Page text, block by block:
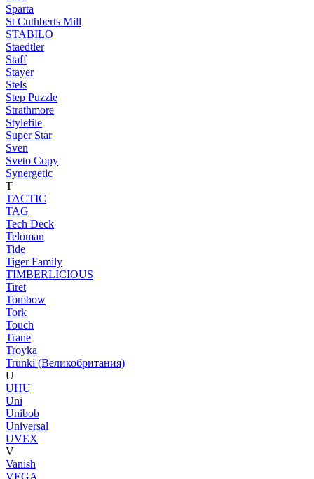
Sparta
St Cuthberts Mill
STABILO
Staedtler
Staff
Stayer
Stels
Step Puzzle
Strathmore
Stylefile
Super Star
Sven
Sveto Copy
Synergetic
T
TACTIC
TAG
Tech Deck
Teloman
Tide
Tiger Family
TIMBERLICIOUS
Tiret
Tombow
Tork
Touch
Trane
Troyka
Trunki (Великобритания)
U
UHU
Uni
Unibob
Universal
UVEX
V
Vanish
VEGA